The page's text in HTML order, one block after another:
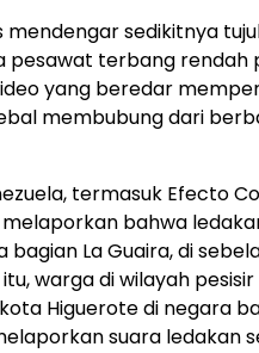
mendengar sedikitnya
pesawat terbang rendah
yang beredar
membubung dari
termasuk Efecto
melaporkan bahwa
bagian La Guaira, di
warga di wilayah pesisir
Higuerote di negara
suara ledakan